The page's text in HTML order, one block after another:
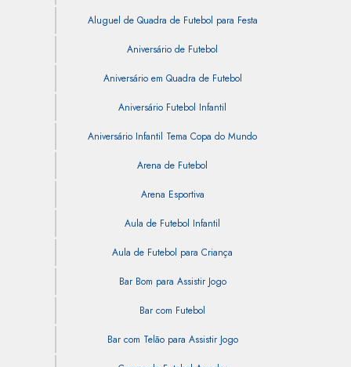
Aluguel de Quadra de Futebol para Festa
Aniversário de Futebol
Aniversário em Quadra de Futebol
Aniversário Futebol Infantil
Aniversário Infantil Tema Copa do Mundo
Arena de Futebol
Arena Esportiva
Aula de Futebol Infantil
Aula de Futebol para Criança
Bar Bom para Assistir Jogo
Bar com Futebol
Bar com Telão para Assistir Jogo